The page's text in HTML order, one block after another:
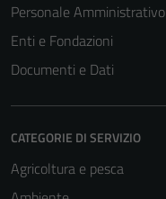
Personale Amministrativo
Enti e Fondazioni
Documenti e Dati
CATEGORIE DI SERVIZIO
Agricoltura e pesca